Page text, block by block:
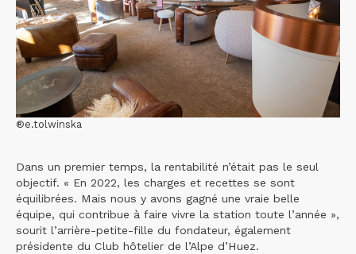
®e.tolwinska
Dans un premier temps, la rentabilité n’était pas le seul
objectif. « En 2022, les charges et recettes se sont
équilibrées. Mais nous y avons gagné une vraie belle
équipe, qui contribue à faire vivre la station toute l’année »,
sourit l’arrière-petite-fille du fondateur, également
présidente du Club hôtelier de l’Alpe d’Huez.